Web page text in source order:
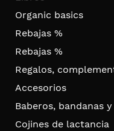
Organic basics
Rebajas %
Rebajas %
Regalos,
Accesorios
Baberos, bandanas
Cojines de lactancia